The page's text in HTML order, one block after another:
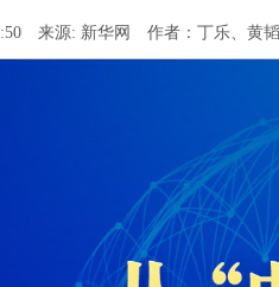
来源: 新华网 作者：丁乐、黄